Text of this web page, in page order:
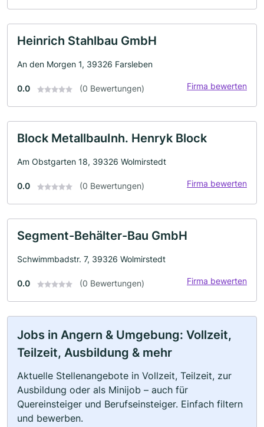
Heinrich Stahlbau GmbH
An den Morgen 1, 39326 Farsleben
0.0 (0 Bewertungen) Firma bewerten
Block MetallbauInh. Henryk Block
Am Obstgarten 18, 39326 Wolmirstedt
0.0 (0 Bewertungen) Firma bewerten
Segment-Behälter-Bau GmbH
Schwimmbadstr. 7, 39326 Wolmirstedt
0.0 (0 Bewertungen) Firma bewerten
Jobs in Angern & Umgebung: Vollzeit,
Teilzeit, Ausbildung & mehr
Aktuelle Stellenangebote in Vollzeit, Teilzeit, zur
Ausbildung oder als Minijob – auch für
Quereinsteiger und Berufseinsteiger. Einfach filtern
und bewerben.